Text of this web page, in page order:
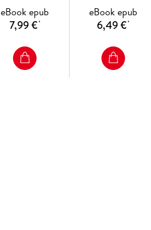
eBook epub
7,99 €*
eBook epub
6,49 €*